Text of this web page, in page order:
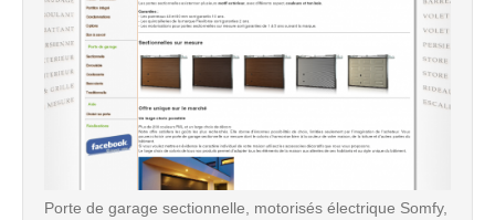
Porte de garage sectionnelle, motorisés électrique Somfy,